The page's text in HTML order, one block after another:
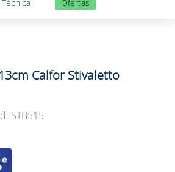
Ofertas
Calfor Stivaletto
: STB515